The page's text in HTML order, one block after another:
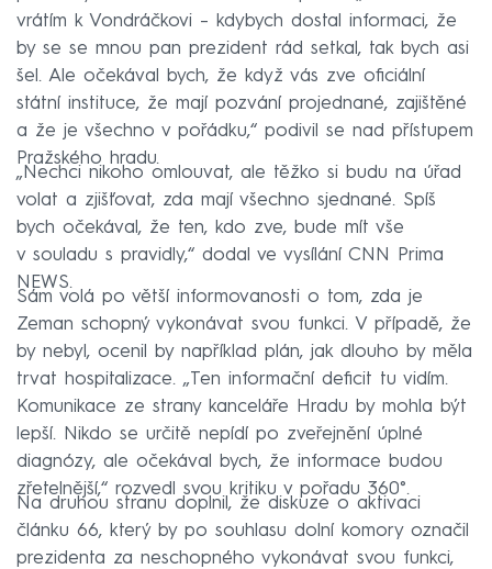
vrátím k Vondráčkovi – kdybych dostal informaci, že
by se se mnou pan prezident rád setkal, tak bych asi
šel. Ale očekával bych, že když vás zve oficiální
státní instituce, že mají pozvání projednané, zajištěné
a že je všechno v pořádku,“ podivil se nad přístupem
Pražského hradu.
„Nechci nikoho omlouvat, ale těžko si budu na úřad
volat a zjišťovat, zda mají všechno sjednané. Spíš
bych očekával, že ten, kdo zve, bude mít vše
v souladu s pravidly,“ dodal ve vysílání CNN Prima
NEWS.
Sám volá po větší informovanosti o tom, zda je
Zeman schopný vykonávat svou funkci. V případě, že
by nebyl, ocenil by například plán, jak dlouho by měla
trvat hospitalizace. „Ten informační deficit tu vidím.
Komunikace ze strany kanceláře Hradu by mohla být
lepší. Nikdo se určitě nepídí po zveřejnění úplné
diagnózy, ale očekával bych, že informace budou
zřetelnější,“ rozvedl svou kritiku v pořadu 360°.
Na druhou stranu doplnil, že diskuze o aktivaci
článku 66, který by po souhlasu dolní komory označil
prezidenta za neschopného vykonávat svou funkci,